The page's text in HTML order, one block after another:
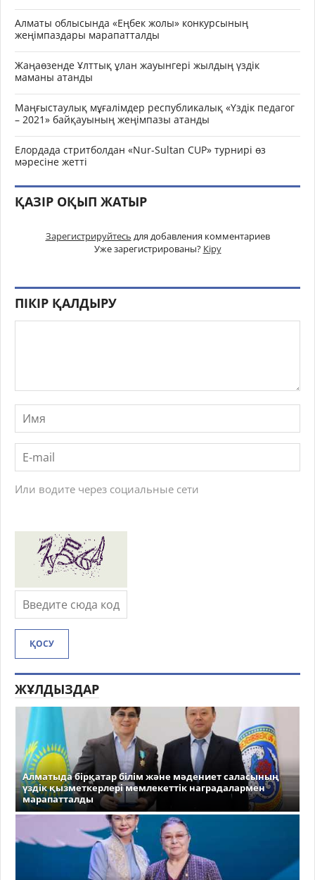
Алматы облысында «Еңбек жолы» конкурсының
жеңімпаздары марапатталды
Жаңаөзенде Ұлттық ұлан жауынгері жылдың үздік
маманы атанды
Маңғыстаулық мұғалімдер республикалық «Үздік педагог
– 2021» байқауының жеңімпазы атанды
Елордада стритболдан «Nur-Sultan CUP» турнирі өз
мәресіне жетті
ҚАЗІР ОҚЫП ЖАТЫР
Зарегистрируйтесь для добавления комментариев
Уже зарегистрированы? Кіру
ПІКІР ҚАЛДЫРУ
Или водите через социальные сети
ҚОСУ
ЖҰЛДЫЗДАР
Алматыда бірқатар білім және мәдениет саласының
үздік қызметкерлері мемлекеттік наградалармен
марапатталды